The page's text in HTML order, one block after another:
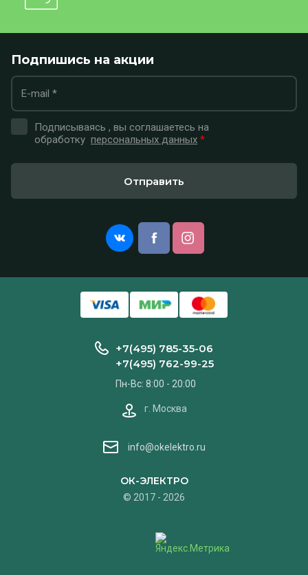
Подпишись на акции
Подписываясь , вы соглашаетесь на
обработку персональных данных *
Отправить
ОК-ЭЛЕКТРО
© 2017 - 2026
+7(495) 785-35-06
+7(495) 762-99-25
Пн-Вс: 8:00 - 20:00
г. Москва
info@okelektro.ru